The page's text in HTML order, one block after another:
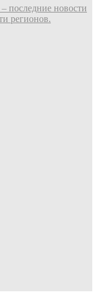
последние новости
регионов.